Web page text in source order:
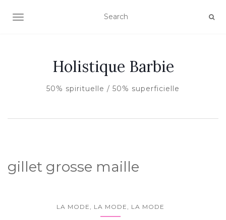
AFFICHER/MASQUER LA NAVIGATION
Holistique Barbie
50% spirituelle / 50% superficielle
gillet grosse maille
LA MODE, LA MODE, LA MODE